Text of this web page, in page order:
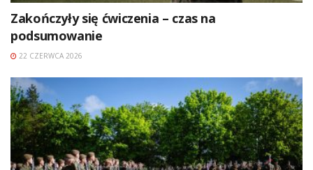
Zakończyły się ćwiczenia – czas na
podsumowanie
22 CZERWCA 2026